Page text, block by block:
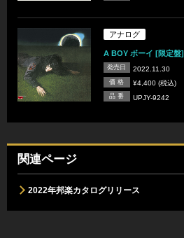
アナログ
A BOY ボーイ [限定盤]
発売日 2022.11.30
価 格 ¥4,400 (税込)
品 番 UPJY-9242
関連ページ
2022年邦楽カタログリリース